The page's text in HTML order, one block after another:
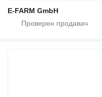
E-FARM GmbH